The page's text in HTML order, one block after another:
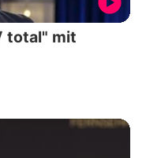
total" mit